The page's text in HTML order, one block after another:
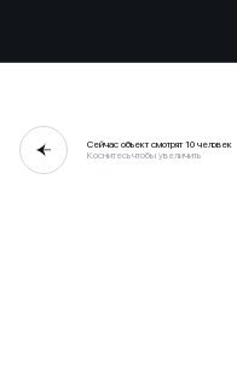
Сейчас объект смотрят10 человек
Коснитесь чтобы увеличить